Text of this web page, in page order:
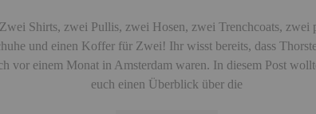
Zwei Shirts, zwei Pullis, zwei Hosen, zwei Trenchcoats, zwei
und einen Koffer für Zwei! Ihr wisst bereits, dass
vor einem Monat in Amsterdam waren. In diesem Post
euch einen Überblick über die